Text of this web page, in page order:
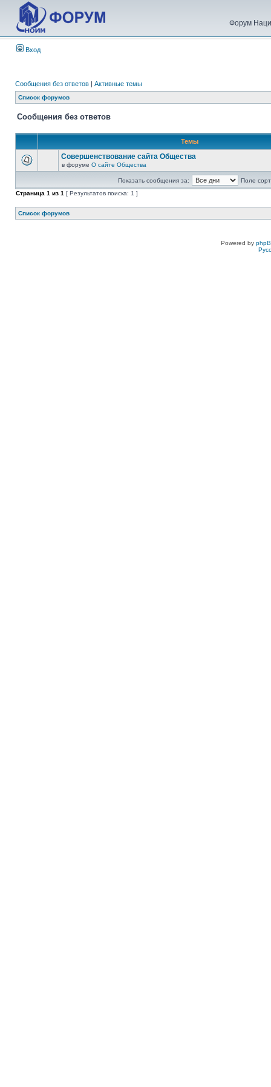
Форум
Вход
Сообщения без ответов | Активные темы
Список форумов
Сообщения без ответов
Темы
Совершенствование сайта Общества
в форуме О сайте Общества
Показать сообщения за:
Поле
Страница 1 из 1 [ Результатов поиска: 1 ]
Список форумов
Powered by